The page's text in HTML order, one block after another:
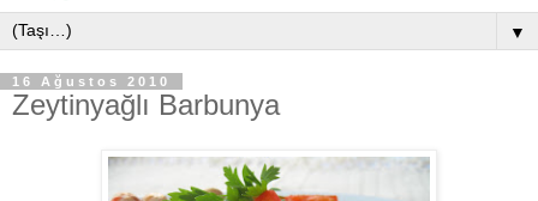
▼
16 Ağustos 2010
Zeytinyağlı Barbunya